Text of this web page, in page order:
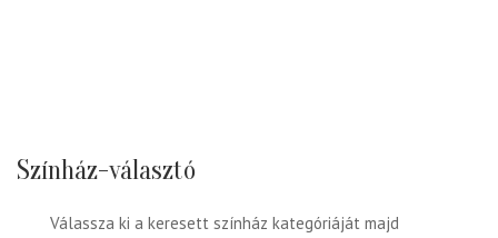
Színház-választó
Válassza ki a keresett színház kategóriáját majd